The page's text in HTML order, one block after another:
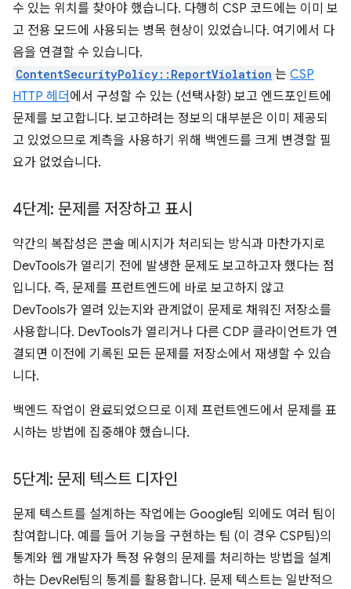
수 있는 위치를 찾아야 했습니다. 다행히 CSP 코드에는 이미 보
고 전용 모드에 사용되는 병목 현상이 있었습니다. 여기에서 다
음을 연결할 수 있습니다.
ContentSecurityPolicy::ReportViolation 는 CSP
HTTP 헤더 에서 구성할 수 있는 (선택사항) 보고 엔드포인트에
문제를 보고합니다. 보고하려는 정보의 대부분은 이미 제공되
고 있었으므로 계측을 사용하기 위해 백엔드를 크게 변경할 필
요가 없었습니다.
4단계: 문제를 저장하고 표시
약간의 복잡성은 콘솔 메시지가 처리되는 방식과 마찬가지로
DevTools가 열리기 전에 발생한 문제도 보고하고자 했다는 점
입니다. 즉, 문제를 프런트엔드에 바로 보고하지 않고
DevTools가 열려 있는지와 관계없이 문제로 채워진 저장소를
사용합니다. DevTools가 열리거나 다른 CDP 클라이언트가 연
결되면 이전에 기록된 모든 문제를 저장소에서 재생할 수 있습
니다.
백엔드 작업이 완료되었으므로 이제 프런트엔드에서 문제를 표
시하는 방법에 집중해야 했습니다.
5단계: 문제 텍스트 디자인
문제 텍스트를 설계하는 작업에는 Google팀 외에도 여러 팀이
참여합니다. 예를 들어 기능을 구현하는 팀 (이 경우 CSP팀)의
통계와 웹 개발자가 특정 유형의 문제를 처리하는 방법을 설계
하는 DevRel팀의 통계를 활용합니다. 문제 텍스트는 일반적으